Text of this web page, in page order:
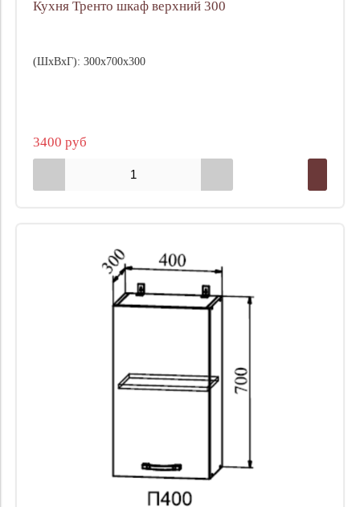
Кухня Тренто шкаф верхний 300
(ШхВхГ): 300х700х300
3400 руб